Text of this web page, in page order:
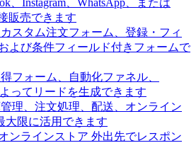
、Instagram、WhatsApp、または
販売できます
カスタム注文フォーム、登録・フィ
よび条件フィールド付きフォームで
フォーム、自動化ファネル、
ってリードを生成できます
理、注文処理、配送、オンライン
大限に活用できます
ンラインストア 外出先でレスポン